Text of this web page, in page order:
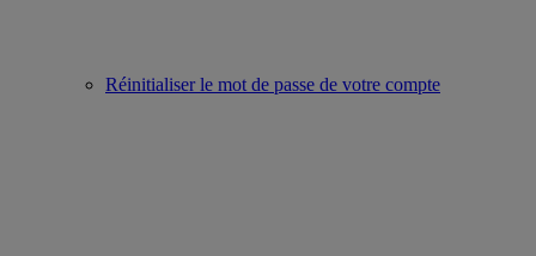
Réinitialiser le mot de passe de votre compte